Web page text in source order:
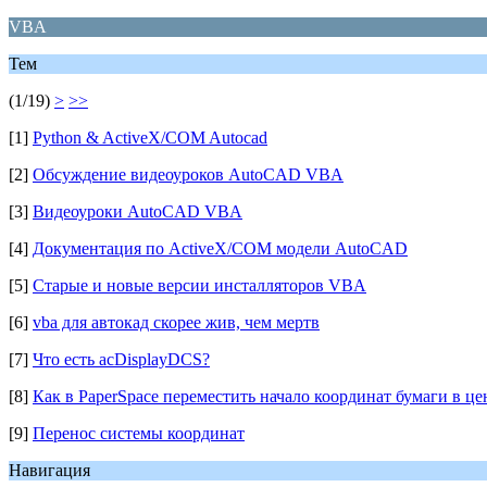
VBA
Тем
(1/19) > >>
[1] Python & ActiveX/COM Autocad
[2] Обсуждение видеоуроков AutoCAD VBA
[3] Видеоуроки AutoCAD VBA
[4] Документация по ActiveX/COM модели AutoCAD
[5] Старые и новые версии инсталляторов VBA
[6] vba для автокад скорее жив, чем мертв
[7] Что есть acDisplayDCS?
[8] Как в PaperSpace переместить начало координат бумаги в
[9] Перенос системы координат
Навигация